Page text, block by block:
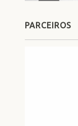
PARCEIROS